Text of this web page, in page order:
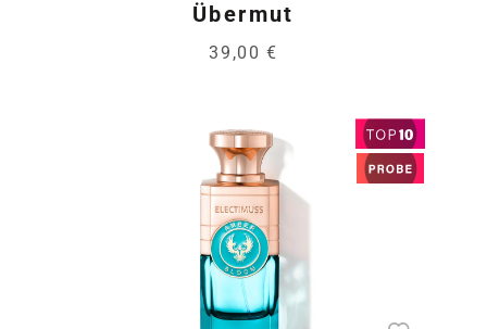
Übermut
39,00 €